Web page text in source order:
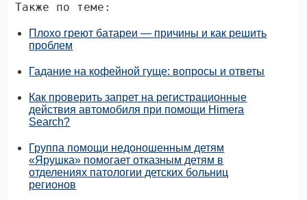
Также по теме:
Плохо греют батареи — причины и как решить
проблем
Гадание на кофейной гуще: вопросы и ответы
Как проверить запрет на регистрационные
действия автомобиля при помощи Himera
Search?
Группа помощи недоношенным детям
«Ярушка» помогает отказным детям в
отделениях патологии детских больниц
регионов